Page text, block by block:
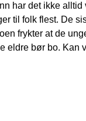
har det ikke
til folk flest. De
frykter at de
eldre bør bo.